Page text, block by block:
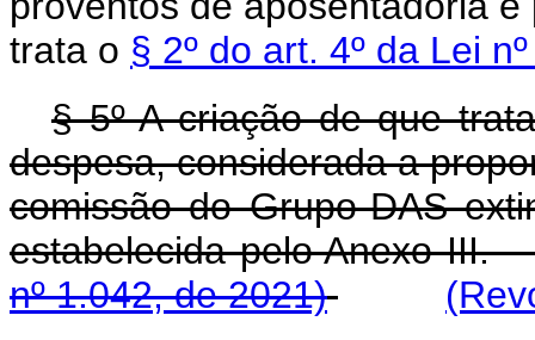
trata o § 2º do art. 4º da Lei
§ 5º A criação de que
despesa, considerada a
comissão do Grupo-DAS
estabelecida pelo Anexo
nº 1.042, de 2021)